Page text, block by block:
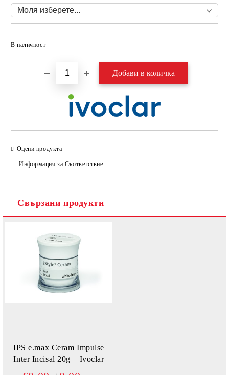
В наличност
Оцени продукта
Информация за Съответствие
Свързани продукти
IPS e.max Ceram Impulse
Inter Incisal 20g – Ivoclar